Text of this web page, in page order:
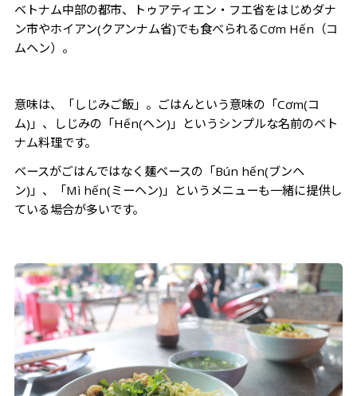
ベトナム中部の都市、トゥアティエン・フエ省をはじめダナ
ン市やホイアン(クアンナム省)でも食べられるCơm Hến （コ
ムヘン）。
意味は、「しじみご飯」。ごはんという意味の「Cơm(コ
ム)」、しじみの「Hến(ヘン) 」というシンプルな名前のベト
ナム料理です。
ベースがごはんではなく麺ベースの「Bún hến(ブンヘ
ン)」、「Mì hến(ミーヘン)」というメニューも一緒に提供し
ている場合が多いです。